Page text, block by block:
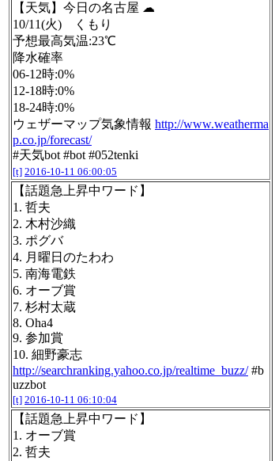
【天気】今日の名古屋 ☁
10/11(火) くもり
予想最高気温:23℃
降水確率
06-12時:0%
12-18時:0%
18-24時:0%
ウェザーマップ気象情報 http://www.weatherma
p.co.jp/forecast/
#天気bot #bot #052tenki
[t] 2016-10-11 06:00:05
【話題急上昇中ワード】
1. 哲夫
2. 木村沙織
3. ポグバ
4. 月曜日のたわわ
5. 南海電鉄
6. オーブ賞
7. 杉村太蔵
8. Oha4
9. 参加賞
10. 細野豪志
http://searchranking.yahoo.co.jp/realtime_buzz/#b
uzzbot
[t] 2016-10-11 06:10:04
【話題急上昇中ワード】
1. オーブ賞
2. 哲夫